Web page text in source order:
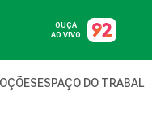
OUÇA
AO VIVO
ESPAÇO DO